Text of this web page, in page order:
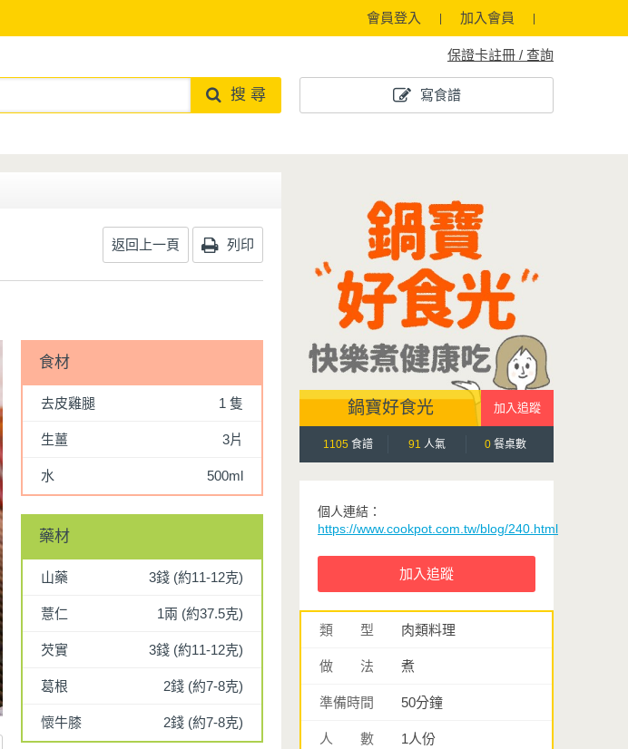
會員登入 加入會員
保證卡註冊 / 查詢
寫食譜
搜 尋
返回上一頁 列印
食材
去皮雞腿 1 隻
生薑 3片
水 500ml
藥材
山藥 3錢 (約11-12克)
薏仁 1兩 (約37.5克)
芡實 3錢 (約11-12克)
葛根 2錢 (約7-8克)
懷牛膝 2錢 (約7-8克)
鍋寶好食光
1105 食譜 91 人氣 0 餐桌數
個人連結：
https://www.cookpot.com.tw/blog/240.html
類 型 肉類料理
做 法 煮
準備時間 50分鐘
人 數 1人份